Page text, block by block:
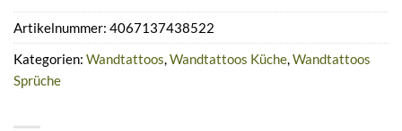
Artikelnummer: 4067137438522
Kategorien: Wandtattoos Wandtattoos Küche Wandtattoos
Sprüche